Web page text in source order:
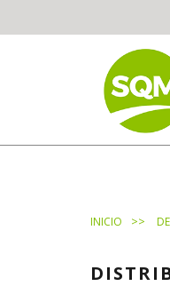
to
The
INICIO >>